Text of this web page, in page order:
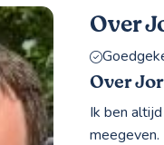
Over
Over
Ik ben
meegeven.